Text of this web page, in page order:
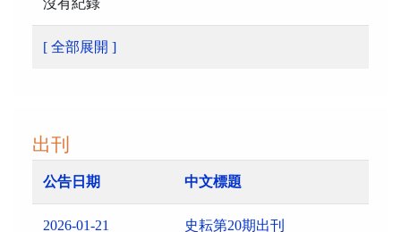
沒有紀錄
[ 全部展開 ]
出刊
公告日期 中文標題
2026-01-21 史耘第20期出刊